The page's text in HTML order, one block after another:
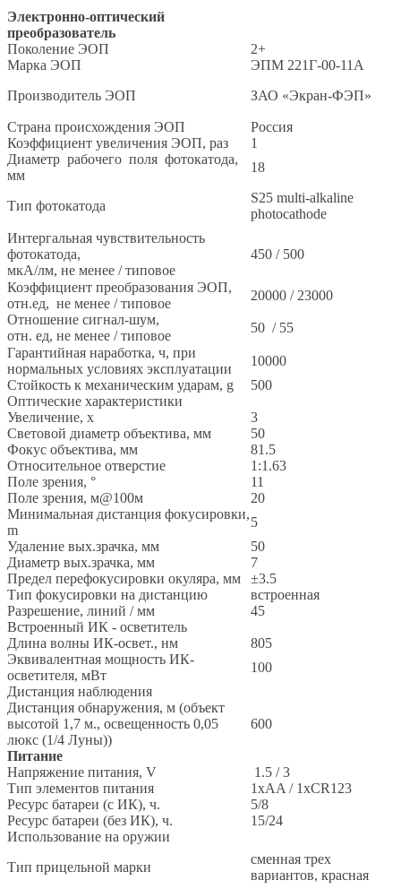
Электронно-оптический
преобразователь
Поколение ЭОП
2+
Марка ЭОП
ЭПM 221Г-00-11А
Производитель ЭОП
ЗАО «Экран-ФЭП»
Страна происхождения ЭОП
Россия
Коэффициент увеличения ЭОП, раз
1
Диаметр рабочего поля фотокатода,
мм
18
Тип фотокатода
S25 multi-alkaline
photocathode
Интергальная чувствительность
фотокатода,
мкА/лм, не менее / типовое
450 / 500
Коэффициент преобразования ЭОП,
отн.ед, не менее / типовое
20000 / 23000
Отношение сигнал-шум,
отн. ед, не менее / типовое
50 / 55
Гарантийная наработка, ч, при
нормальных условиях эксплуатации
10000
Стойкость к механическим ударам, g
500
Оптические характеристики
Увеличение, x
3
Световой диаметр объектива, мм
50
Фокус объектива, мм
81.5
Относительное отверстие
1:1.63
Поле зрения, °
11
Поле зрения, м@100м
20
Минимальная дистанция фокусировки,
m
5
Удаление вых.зрачка, мм
50
Диаметр вых.зрачка, мм
7
Предел перефокусировки окуляра, мм
±3.5
Тип фокусировки на дистанцию
встроенная
Разрешение, линий / мм
45
Встроенный ИК - осветитель
Длина волны ИК-освет., нм
805
Эквивалентная мощность ИК-
осветителя, мВт
100
Дистанция наблюдения
Дистанция обнаружения, м (объект
высотой 1,7 м., освещенность 0,05
люкс (1/4 Луны))
600
Питание
Напряжение питания, V
1.5 / 3
Тип элементов питания
1xAA / 1xCR123
Ресурс батареи (с ИК), ч.
5/8
Ресурс батареи (без ИК), ч.
15/24
Использование на оружии
Тип прицельной марки
сменная трех
вариантов, красная